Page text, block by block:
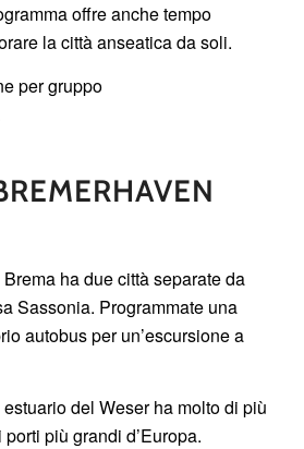
offre anche tempo
la città anseatica da soli.
per gruppo
ha due città separate da
Sassonia. Programmate una
autobus per un’escursione a
del Weser ha molto di più
più grandi d’Europa.